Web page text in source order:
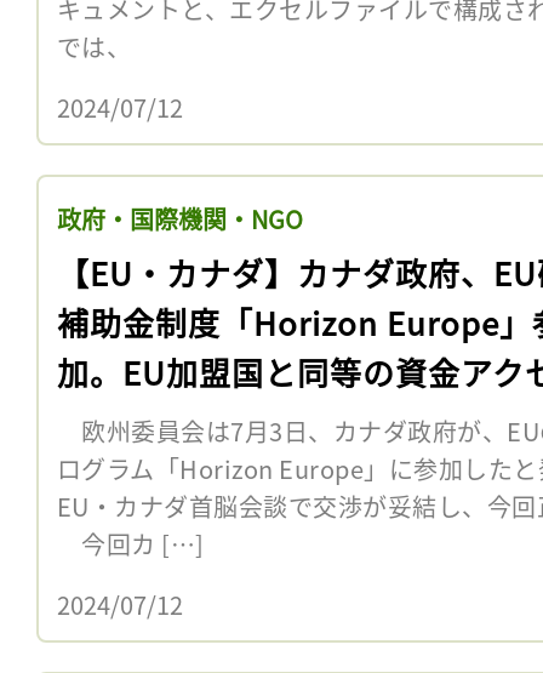
キュメントと、エクセルファイルで構成
では、
2024/07/12
政府・国際機関・NGO
【EU・カナダ】カナダ政府、
補助金制度「Horizon Europe」
加。EU加盟国と同等の資金アク
欧州委員会は7月3日、カナダ政府が、
ログラム「Horizon Europe」に参加した
EU・カナダ首脳会談で交渉が妥結し、今
今回カ […]
2024/07/12